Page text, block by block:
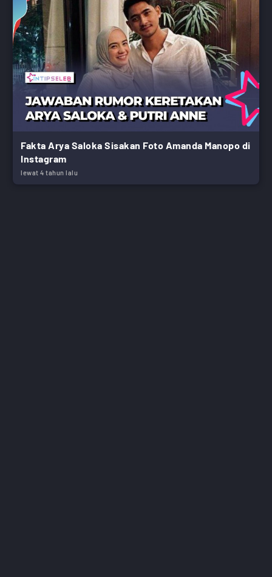
Fakta Arya Saloka Sisakan Foto Amanda Manopo di
Instagram
lewat 4 tahun lalu